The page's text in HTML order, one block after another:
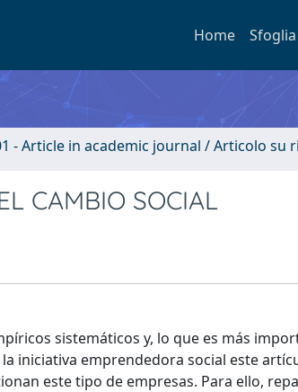
Home Sfoglia
- Article in academic journal / Articolo su
CAMBIO SOCIAL
sistemáticos y, lo que es más
iniciativa emprendedora social este
este tipo de empresas. Para ello,